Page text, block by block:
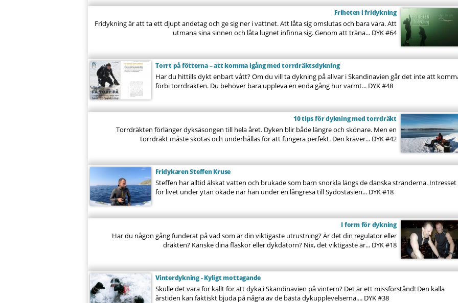
Friheten i fridykning
Fridykning är att ta ett djupt andetag och ge sig ner i vattnet. Att låta sig omslutas och bara vara. Att
utmana sina sinnen och låta lugnet infinna sig. Genom att träna... DYK #64
Torrt på fötterna – att komma igång med torrdräktsdykning
Har du hittills dykt enbart vått? Om du vill ta dykning på allvar i Skandinavien går det inte att
förbi torrdräkten. Du behöver bara uppleva en enda gång hur varmt... DYK #48
10 tips för dykning med torrdräkt
Torrdräkten förlänger dyksäsongen till hela året. Dyken blir både längre och skönare. Men en
torrdräkt måste skötas och underhållas för att fungera perfekt. Den kräver... DYK #42
Fridykaren Steffen Kruse
Steffen har alltid älskat vatten och brukade som barn snorkla längs de danska stränderna. Intresset
för livet under ytan ökade när han under en långresa till Sydostasien... DYK #18
I form för dykning
Har du någon gång funderat på vad som är din viktigaste utrustning? Är det din regulator eller
dräkten? Kanske dina flaskor eller dykdatorn? Nix, det viktigaste är... DYK #18
Vinterdykning - Kyligt mottagande
Skulle det vara för kallt för att dyka i Skandinavien på vintern? Det är ett missförstånd! Den kalla
årstiden kan faktiskt bjuda på några av de bästa dykupplevelserna.... DYK #38